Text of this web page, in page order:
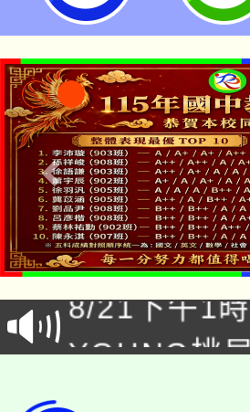
「本色祭」
場熱烈登場!
8/21下午1
徵才活動。
YOUNG桃